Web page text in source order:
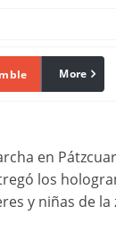
linkedin
More
en
los
y niñas de